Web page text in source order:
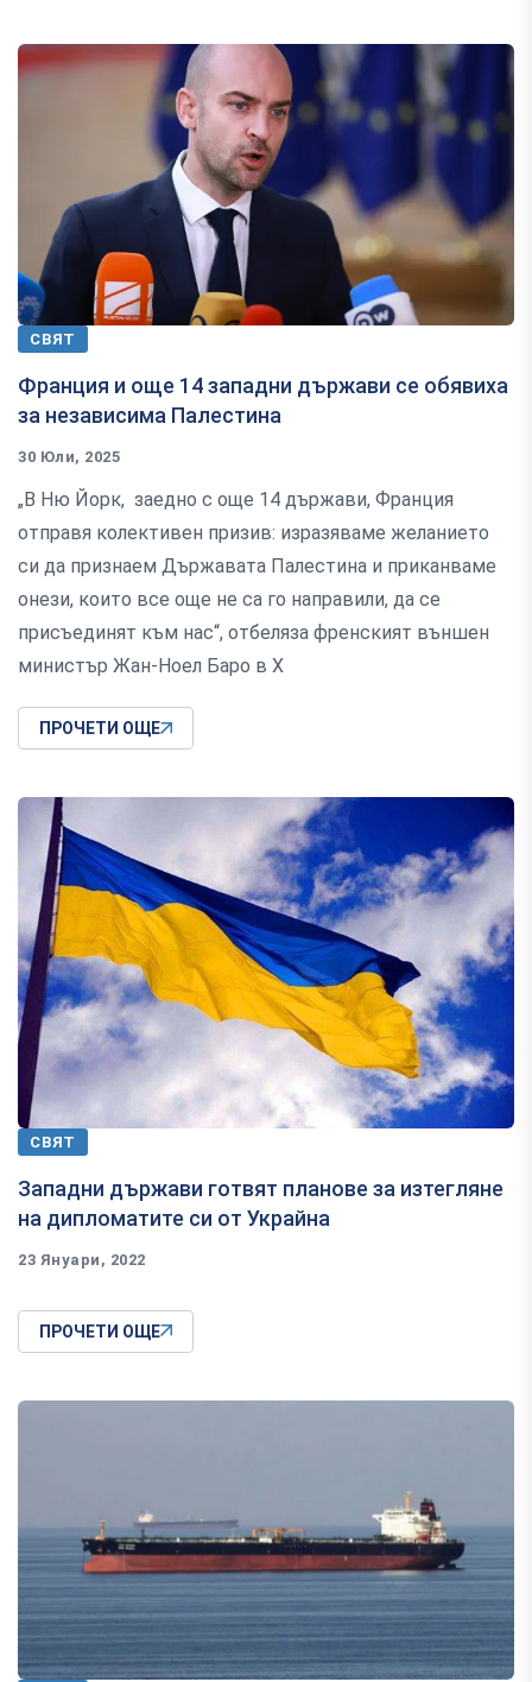
СВЯТ
Франция и още 14 западни държави се обявиха
за независима Палестина
30 Юли, 2025
„В Ню Йорк, заедно с още 14 държави, Франция
отправя колективен призив: изразяваме желанието
си да признаем Държавата Палестина и приканваме
онези, които все още не са го направили, да се
присъединят към нас“, отбеляза френският външен
министър Жан-Ноел Баро в Х
ПРОЧЕТИ ОЩЕ
СВЯТ
Западни държави готвят планове за изтегляне
на дипломатите си от Украйна
23 Януари, 2022
ПРОЧЕТИ ОЩЕ